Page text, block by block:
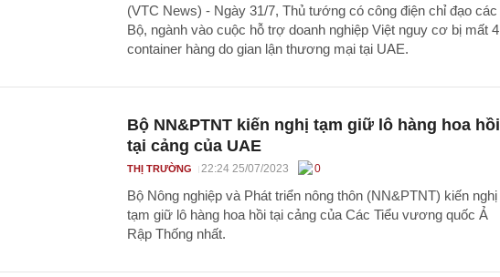
(VTC News) - Ngày 31/7, Thủ tướng có công điện chỉ đạo các
Bộ, ngành vào cuộc hỗ trợ doanh nghiệp Việt nguy cơ bị mất 4
container hàng do gian lận thương mại tại UAE.
Bộ NN&PTNT kiến nghị tạm giữ lô hàng hoa hồi
tại cảng của UAE
THỊ TRƯỜNG 22:24 25/07/2023 0
Bộ Nông nghiệp và Phát triển nông thôn (NN&PTNT) kiến nghị
tạm giữ lô hàng hoa hồi tại cảng của Các Tiểu vương quốc Ả
Rập Thống nhất.